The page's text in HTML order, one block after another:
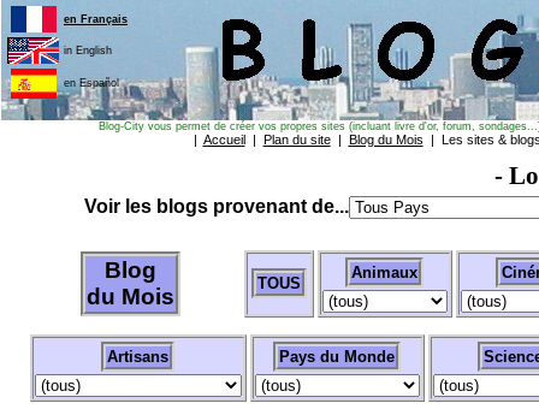
en Français
in English
en Español
Blog-City vous permet de créer vos propres sites (incluant livre d'or, forum,
| Accueil| Plan du site| Blog du Mois | Les sites &
-
Voir les blogs provenant de...
Blog
du Mois
TOUS
Animaux
Artisans Pays du Monde